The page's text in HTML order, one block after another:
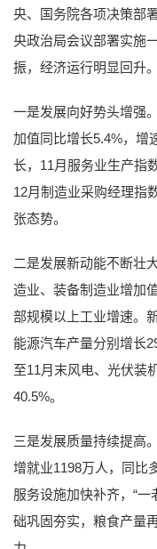
央、国务院各项决策部
央政治局会议部署实施
振，经济运行明显回升
一是发展向好势头增强
加值同比增长5.4%，增
长，11月服务业生产指
12月制造业采购经理指
张态势。
二是发展新动能不断壮
造业、装备制造业增加
部规模以上工业增速。
能源汽车产量分别增长
至11月末风电、光伏装
40.5%。
三是发展质量持续提高
增就业1198万人，同比
服务设施加快补齐，“
础巩固夯实，粮食产量